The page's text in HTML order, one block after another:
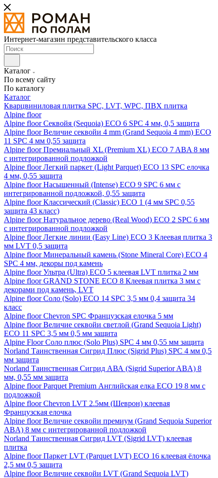
Интернет-магазин представительского класса
Каталог
По всему сайту
По каталогу
Каталог
Кварцвиниловая плитка SPC, LVT, WPC, ПВХ плитка
Alpine floor
Alpine floor Секвойя (Sequoia) ECO 6 SPC 4 мм, 0,5 защита
Alpine floor Величие секвойи 4 mm (Grand Sequoia 4 mm) ECO
11 SPC 4 мм 0,55 защита
Alpine floor Премиальный XL (Premium XL) ECO 7 ABA 8 мм
с интегрированной подложкой
Alpine floor Легкий паркет (Light Parquet) ECO 13 SPC елочка
4 мм, 0,55 защита
Alpine floor Насыщенный (Intense) ECO 9 SPC 6 мм с
интегрированной подложкой, 0,55 защита
Alpine floor Классический (Classic) ECO 1 (4 мм SPC 0,55
защита 43 класс)
Alpine floor Натуральное дерево (Real Wood) ECO 2 SPC 6 мм
с интегрированной подложкой
Alpine floor Легкие линии (Easy Line) ECO 3 Клеевая плитка 3
мм LVT 0,5 защита
Alpine floor Минеральный камень (Stone Mineral Core) ECO 4
SPC 4 мм, декоры под камень
Alpine floor Ультра (Ultra) ECO 5 клеевая LVT плитка 2 мм
Alpine floor GRAND STONE ECO 8 Клеевая плитка 3 мм с
декорами под камень, LVT
Alpine floor Соло (Solo) ECO 14 SPC 3,5 мм 0,4 защита 34
класс
Alpine floor Chevron SPC Французская елочка 5 мм
Alpine floor Величие секвойи светлой (Grand Sequoia Light)
ECO 11 SPC 3,5 мм 0,5 мм защита
Alpine Floor Соло плюс (Solo Plus) SPC 4 мм 0,55 мм защита
Norland Таинственная Сигрид Плюс (Sigrid Plus) SPC 4 мм 0,5
мм защита
Norland Таинственная Сигрид АВА (Sigrid Superior ABA) 8
мм, 0,55 мм защита
Alpine floor Parquet Premium Английская елка ECO 19 8 мм с
подложкой
Alpine floor Chevron LVT 2.5мм (Шеврон) клеевая
Французская елочка
Alpine floor Величие секвойи премиум (Grand Sequoia Superior
ABA) 8 мм с интегрированной подложкой
Norland Таинственная Сигрид LVT (Sigrid LVT) клеевая
плитка
Alpine floor Паркет LVT (Parquet LVT) ECO 16 клеевая ёлочка
2,5 мм 0,5 защита
Alpine floor Величие секвойи LVT (Grand Sequoia LVT)